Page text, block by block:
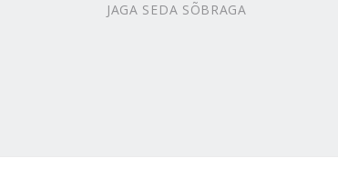
JAGA SEDA SÕBRAGA